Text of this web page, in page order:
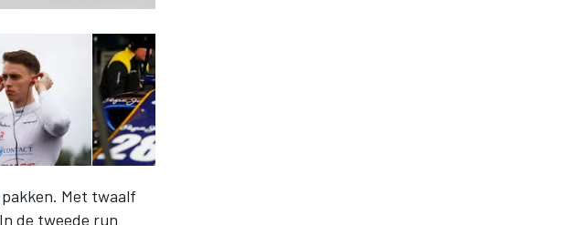
Met twaalf
de tweede run